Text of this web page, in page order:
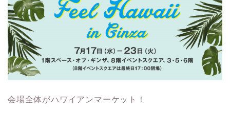
会場全体がハワイアンマーケット！